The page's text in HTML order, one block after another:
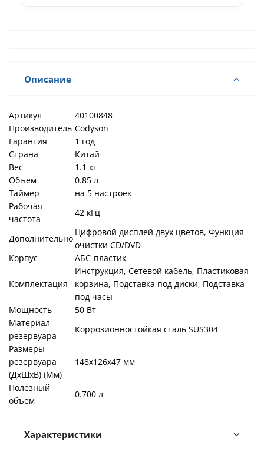
Описание
Артикул
40100848
Производитель Codyson
Гарантия
1 год
Страна
Китай
Вес
1.1 кг
Объем
0.85 л
Таймер
на 5 настроек
Рабочая
частота
42 кГц
Дополнительно
Цифровой дисплей двух цветов, Функция
очистки CD/DVD
Корпус
АБС-пластик
Комплектация
Инструкция, Сетевой кабель, Пластиковая
корзина, Подставка под диски, Подставка
под часы
Мощность
50 Вт
Материал
резервуара
Коррозионностойкая сталь SUS304
Размеры
резервуара
(ДxШxВ) (Мм)
148х126х47 мм
Полезный
объем
0.700 л
Характеристики